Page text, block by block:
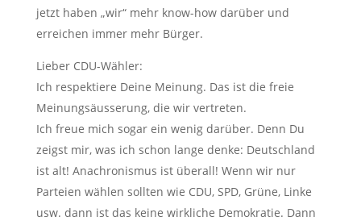
jetzt haben „wir“ mehr know-how darüber und
erreichen immer mehr Bürger.
Lieber CDU-Wähler:
Ich respektiere Deine Meinung. Das ist die freie
Meinungsäusserung, die wir vertreten.
Ich freue mich sogar ein wenig darüber. Denn Du
zeigst mir, was ich schon lange denke: Deutschland
ist alt! Anachronismus ist überall! Wenn wir nur
Parteien wählen sollten wie CDU, SPD, Grüne, Linke
usw. dann ist das keine wirkliche Demokratie. Dann